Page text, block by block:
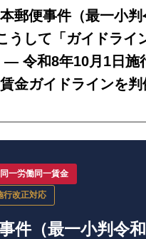
本郵便事件（最一小
うして「ガイドライ
― 令和8年10月1日施
金ガイドラインを
同一労働同一賃金
行改正対応
件（最一小判令